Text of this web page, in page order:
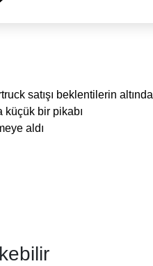
satışı beklentilerin altında
küçük bir pikabı
aldı